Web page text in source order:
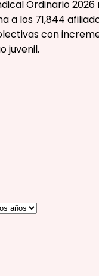
Ordinario
los 71,844
con
juvenil.